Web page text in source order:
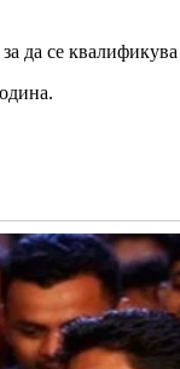
се квалификува